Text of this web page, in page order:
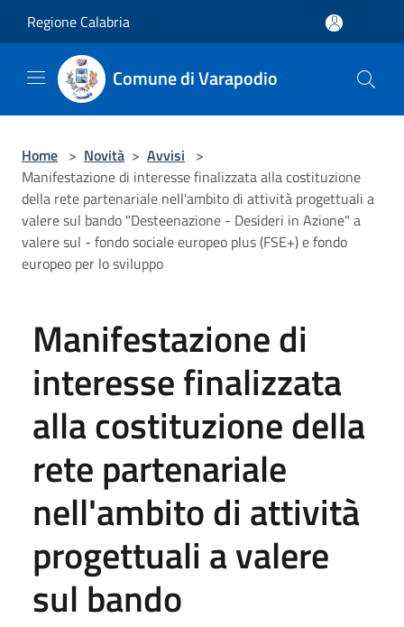
Regione Calabria
Comune di Varapodio
Home > Novità > Avvisi >
Manifestazione di interesse finalizzata alla costituzione
della rete partenariale nell'ambito di attività progettuali a
valere sul bando "Desteenazione - Desideri in Azione" a
valere sul - fondo sociale europeo plus (FSE+) e fondo
europeo per lo sviluppo
Manifestazione di
interesse finalizzata
alla costituzione della
rete partenariale
nell'ambito di attività
progettuali a valere
sul bando